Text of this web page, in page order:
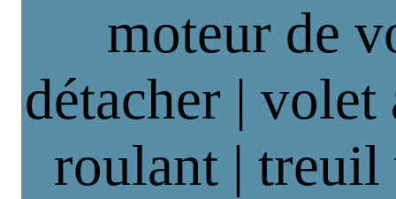
moteur de
détacher | volet
roulant |